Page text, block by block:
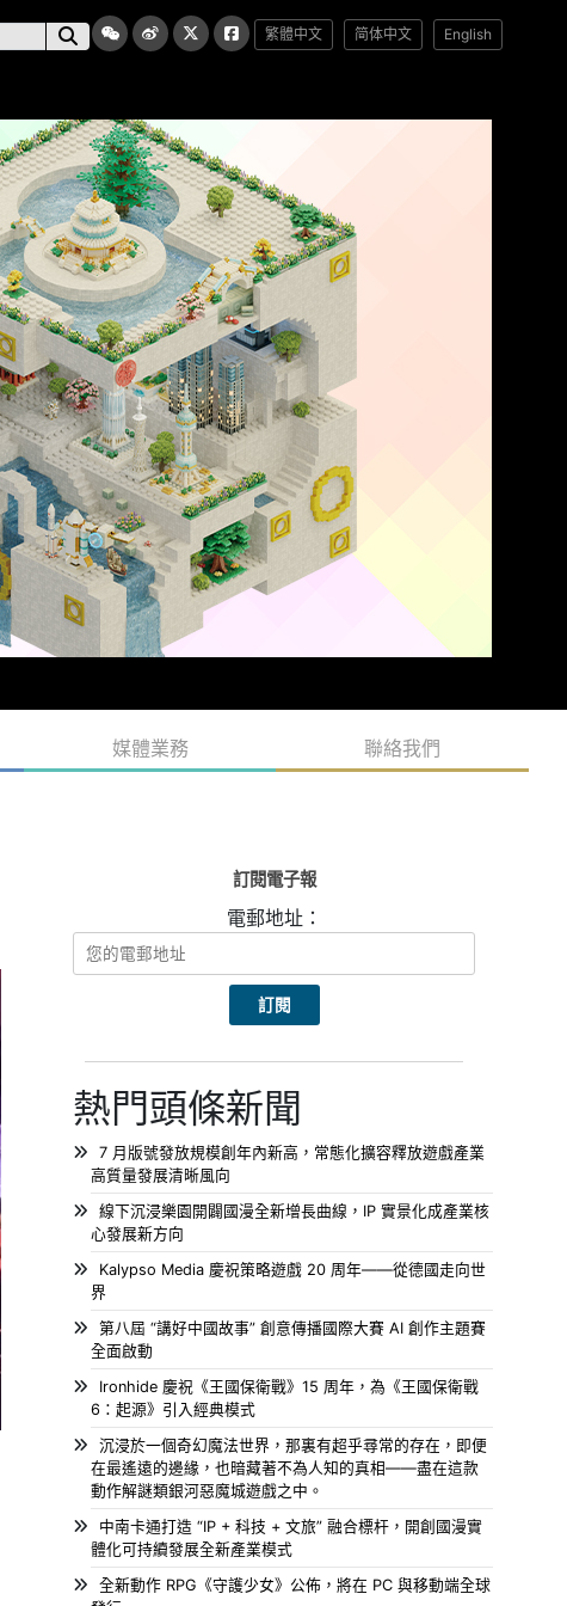
繁體中文 简体中文 English
媒體業務 聯絡我們
訂閱電子報
電郵地址：
熱門頭條新聞
7 月版號發放規模創年內新高，常態化擴容釋放遊戲產業
高質量發展清晰風向
線下沉浸樂園開闢國漫全新增長曲線，IP 實景化成產業核
心發展新方向
Kalypso Media 慶祝策略遊戲 20 周年——從德國走向世
界
第八屆 “講好中國故事” 創意傳播國際大賽 AI 創作主題賽
全面啟動
Ironhide 慶祝《王國保衛戰》15 周年，為《王國保衛戰
6：起源》引入經典模式
沉浸於一個奇幻魔法世界，那裏有超乎尋常的存在，即便
在最遙遠的邊緣，也暗藏著不為人知的真相——盡在這款
動作解謎類銀河惡魔城遊戲之中。
中南卡通打造 “IP + 科技 + 文旅” 融合標杆，開創國漫實
體化可持續發展全新產業模式
全新動作 RPG《守護少女》公佈，將在 PC 與移動端全球